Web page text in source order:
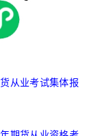
从业考试集体报